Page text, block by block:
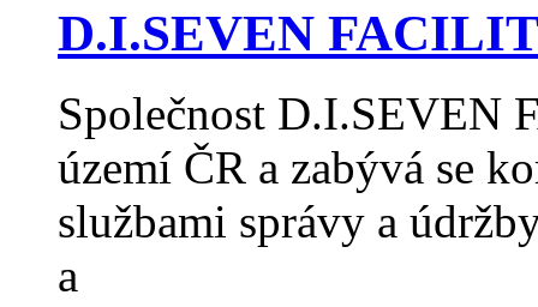
D.I.SEVEN
Společnost D.I.SEVEN
území ČR a zabývá se
službami správy a
a